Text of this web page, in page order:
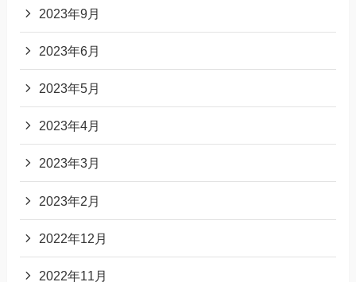
2023年9月
2023年6月
2023年5月
2023年4月
2023年3月
2023年2月
2022年12月
2022年11月